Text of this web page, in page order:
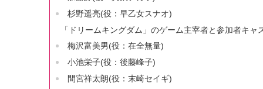
杉野遥亮(役：早乙女スナオ)
「ドリームキングダム」のゲーム主宰者と参加者キャ
梅沢富美男(役：在全無量)
小池栄子(役：後藤峰子)
間宮祥太朗(役：末崎セイギ)